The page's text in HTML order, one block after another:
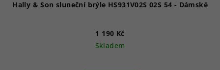
Hally & Son sluneční brýle HS931V02S 02S 54 - Dámské
1 190 Kč
Skladem